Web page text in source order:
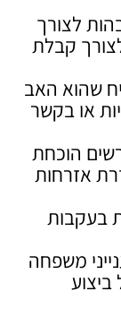
לצורך
קבלת
שהוא האב
או בקשר
הוכחת
אזרחות
בעקבות
משפחה